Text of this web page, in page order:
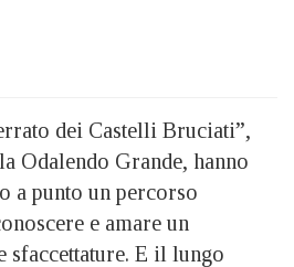
dei Castelli Bruciati”,
Odalendo Grande, hanno
a punto un percorso
e amare un
E il lungo